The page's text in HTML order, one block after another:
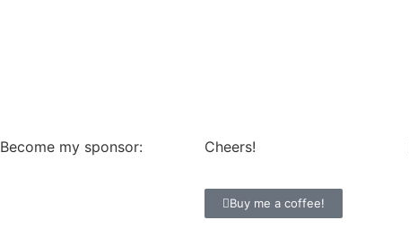
Become my sponsor: Cheers!
Buy me a coffee!